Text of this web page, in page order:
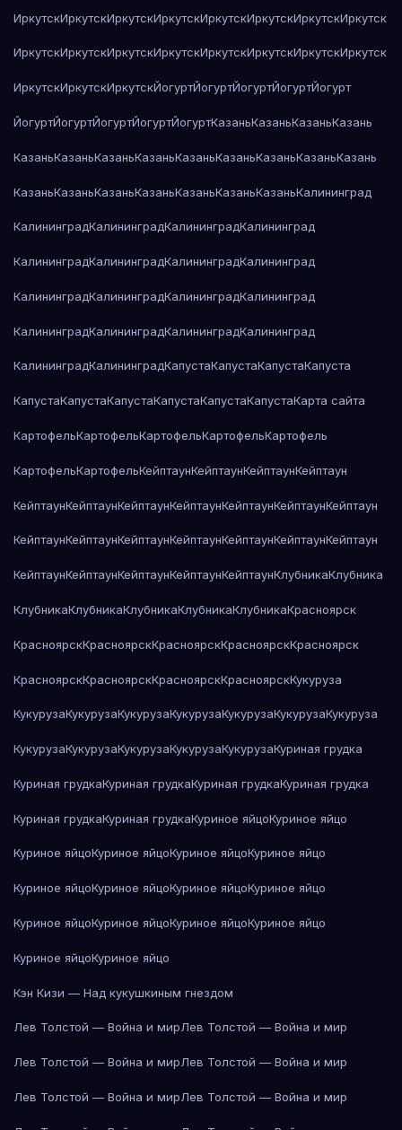
ИркутскИркутскИркутскИркутскИркутскИркутскИркутскИркутск
ИркутскИркутскИркутскИркутскИркутскИркутскИркутскИркутск
ИркутскИркутскИркутскЙогуртЙогуртЙогуртЙогуртЙогурт
ЙогуртЙогуртЙогуртЙогуртЙогуртКазаньКазаньКазаньКазань
КазаньКазаньКазаньКазаньКазаньКазаньКазаньКазаньКазань
КазаньКазаньКазаньКазаньКазаньКазаньКазаньКалининград
КалининградКалининградКалининградКалининград
КалининградКалининградКалининградКалининград
КалининградКалининградКалининградКалининград
КалининградКалининградКалининградКалининград
КалининградКалининградКапустаКапустаКапустаКапуста
КапустаКапустаКапустаКапустаКапустаКапустаКарта сайта
КартофельКартофельКартофельКартофельКартофель
КартофельКартофельКейптаунКейптаунКейптаунКейптаун
КейптаунКейптаунКейптаунКейптаунКейптаунКейптаунКейптаун
КейптаунКейптаунКейптаунКейптаунКейптаунКейптаунКейптаун
КейптаунКейптаунКейптаунКейптаунКейптаунКлубникаКлубника
КлубникаКлубникаКлубникаКлубникаКлубникаКрасноярск
КрасноярскКрасноярскКрасноярскКрасноярскКрасноярск
КрасноярскКрасноярскКрасноярскКрасноярскКукуруза
КукурузаКукурузаКукурузаКукурузаКукурузаКукурузаКукуруза
КукурузаКукурузаКукурузаКукурузаКукурузаКуриная грудка
Куриная грудкаКуриная грудкаКуриная грудкаКуриная грудка
Куриная грудкаКуриная грудкаКуриное яйцоКуриное яйцо
Куриное яйцоКуриное яйцоКуриное яйцоКуриное яйцо
Куриное яйцоКуриное яйцоКуриное яйцоКуриное яйцо
Куриное яйцоКуриное яйцоКуриное яйцоКуриное яйцо
Куриное яйцоКуриное яйцо
Кэн Кизи — Над кукушкиным гнездом
Лев Толстой — Война и мирЛев Толстой — Война и мир
Лев Толстой — Война и мирЛев Толстой — Война и мир
Лев Толстой — Война и мирЛев Толстой — Война и мир